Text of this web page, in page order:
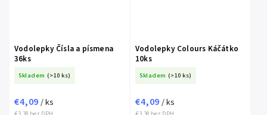
Vodolepky Čísla a písmena
36ks
Skladem (>10 ks)
€4,09 / ks
Vodolepky Colours Káčátko
10ks
Skladem (>10 ks)
€4,09 / ks